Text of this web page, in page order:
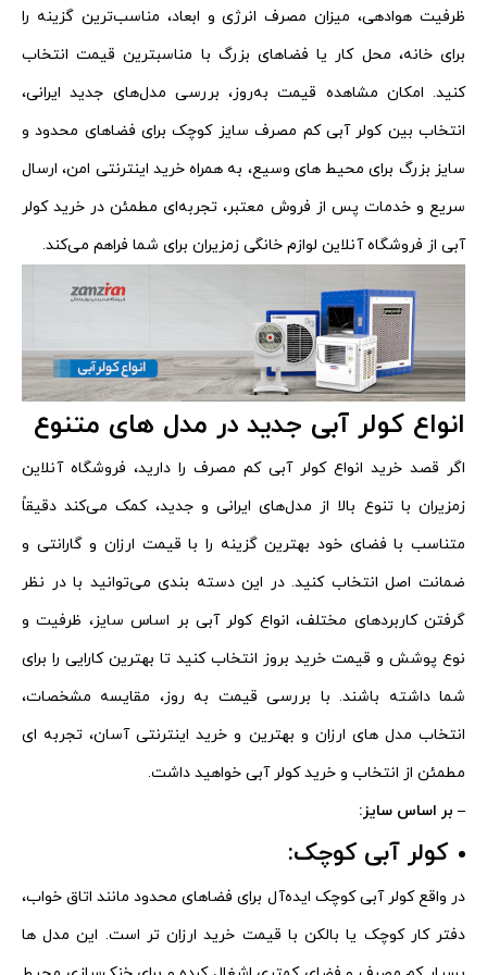
ظرفیت هوادهی، میزان مصرف انرژی و ابعاد، مناسب‌ترین گزینه را
برای خانه، محل کار یا فضاهای بزرگ با مناسبترین قیمت انتخاب
کنید. امکان مشاهده قیمت به‌روز، بررسی مدل‌های جدید ایرانی،
انتخاب بین کولر آبی کم مصرف سایز کوچک برای فضاهای محدود و
سایز بزرگ برای محیط‌ های وسیع، به همراه خرید اینترنتی امن، ارسال
سریع و خدمات پس از فروش معتبر، تجربه‌ای مطمئن در خرید کولر
آبی از فروشگاه آنلاین لوازم خانگی زمزیران برای شما فراهم می‌کند.
انواع کولر آبی جدید در مدل های متنوع
اگر قصد خرید انواع کولر آبی کم مصرف را دارید، فروشگاه آنلاین
زمزیران با تنوع بالا از مدل‌های ایرانی و جدید، کمک می‌کند دقیقاً
متناسب با فضای خود بهترین گزینه را با قیمت ارزان و گارانتی و
ضمانت اصل انتخاب کنید. در این دسته‌ بندی می‌توانید با در نظر
گرفتن کاربردهای مختلف، انواع کولر آبی بر اساس سایز، ظرفیت و
نوع پوشش و قیمت خرید بروز انتخاب کنید تا بهترین کارایی را برای
شما داشته باشند. با بررسی قیمت به‌ روز، مقایسه مشخصات،
انتخاب مدل‌ های ارزان و بهترین و خرید اینترنتی آسان، تجربه‌ ای
مطمئن از انتخاب و خرید کولر آبی خواهید داشت.
– بر اساس سایز:
کولر آبی کوچک:
در واقع کولر آبی کوچک ایده‌آل برای فضاهای محدود مانند اتاق خواب،
دفتر کار کوچک یا بالکن با قیمت خرید ارزان تر است. این مدل‌ ها